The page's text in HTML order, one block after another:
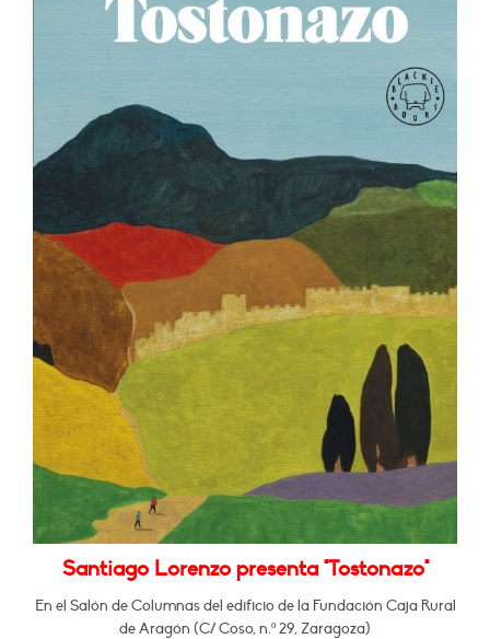
Santiago Lorenzo presenta "Tostonazo"
En el Salón de Columnas del edificio de la Fundación Caja Rural
de Aragón (C/ Coso, n.º 29, Zaragoza)